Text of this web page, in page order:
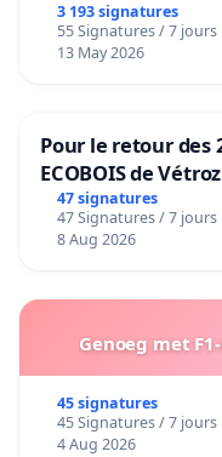
3 193 signatures
55 Signatures / 7 jours
13 May 2026
Pour le retour des
ECOBOIS de Vétroz
47 signatures
47 Signatures / 7 jours
8 Aug 2026
Genoeg met
45 signatures
45 Signatures / 7 jours
4 Aug 2026